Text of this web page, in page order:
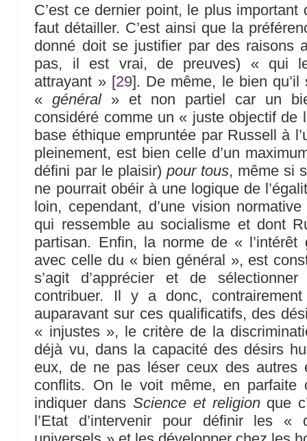
C’est ce dernier point, le plus important
faut détailler. C’est ainsi que la
donné doit se justifier par des raisons
pas, il est vrai, de preuves) « qui le
attrayant »[29]. De même, le bien qu’il
«général» et non partiel car un
considéré comme un « juste objectif de
base éthique empruntée par Russell à
pleinement, est bien celle d’un
défini par le plaisir) pour tous, même si
ne pourrait obéir à une logique de
loin, cependant, d’une vision
qui ressemble au socialisme et dont
partisan. Enfin, la norme de « l’intérêt
avec celle du « bien général », est
s’agit d’apprécier et de
contribuer. Il y a donc,
auparavant sur ces qualificatifs, des
« injustes », le critère de la
déjà vu, dans la capacité des désirs
eux, de ne pas léser ceux des autres
conflits. On le voit même, en parfaite
indiquer dansScience et religionque
l’Etat d’intervenir pour définir les «